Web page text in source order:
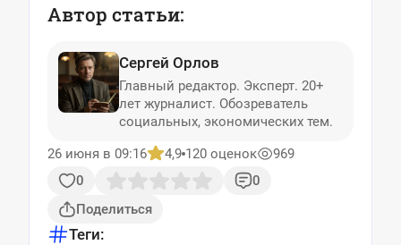
Автор статьи:
Сергей Орлов
Главный редактор. Эксперт. 20+
лет журналист. Обозреватель
социальных, экономических тем.
26 июня в 09:16
4,9 120 оценок
969
0
0
Поделиться
Теги: